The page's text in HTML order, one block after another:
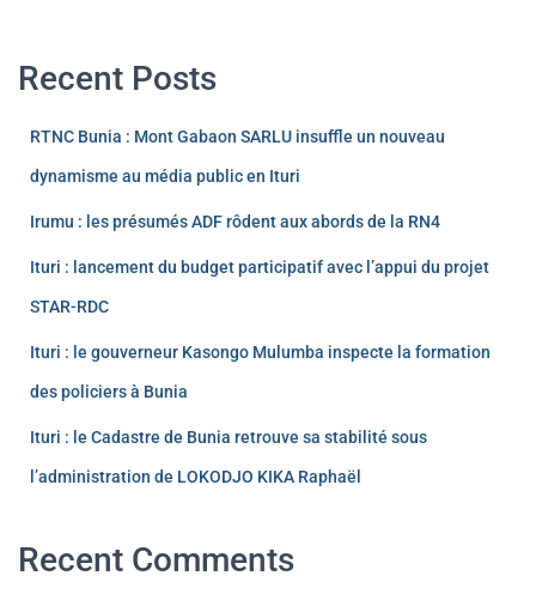
Recent Posts
RTNC Bunia : Mont Gabaon SARLU insuffle un nouveau
dynamisme au média public en Ituri
Irumu : les présumés ADF rôdent aux abords de la RN4
Ituri : lancement du budget participatif avec l’appui du projet
STAR-RDC
Ituri : le gouverneur Kasongo Mulumba inspecte la formation
des policiers à Bunia
Ituri : le Cadastre de Bunia retrouve sa stabilité sous
l’administration de LOKODJO KIKA Raphaël
Recent Comments